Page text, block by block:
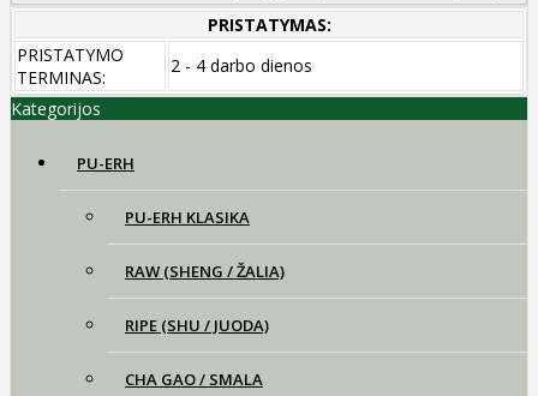
PRISTATYMAS:
PRISTATYMO
TERMINAS:
2 - 4 darbo dienos
Kategorijos
PU-ERH
PU-ERH KLASIKA
RAW (SHENG / ŽALIA)
RIPE (SHU / JUODA)
CHA GAO / SMALA